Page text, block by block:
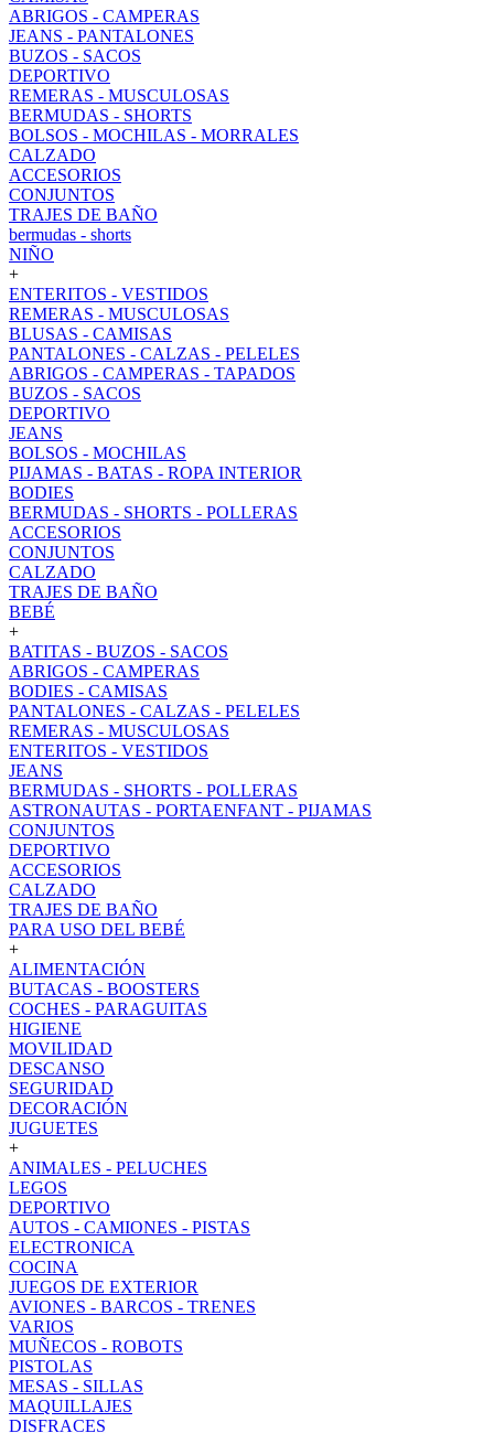
ABRIGOS - CAMPERAS
JEANS - PANTALONES
BUZOS - SACOS
DEPORTIVO
REMERAS - MUSCULOSAS
BERMUDAS - SHORTS
BOLSOS - MOCHILAS - MORRALES
CALZADO
ACCESORIOS
CONJUNTOS
TRAJES DE BAÑO
bermudas - shorts
NIÑO
+
ENTERITOS - VESTIDOS
REMERAS - MUSCULOSAS
BLUSAS - CAMISAS
PANTALONES - CALZAS - PELELES
ABRIGOS - CAMPERAS - TAPADOS
BUZOS - SACOS
DEPORTIVO
JEANS
BOLSOS - MOCHILAS
PIJAMAS - BATAS - ROPA INTERIOR
BODIES
BERMUDAS - SHORTS - POLLERAS
ACCESORIOS
CONJUNTOS
CALZADO
TRAJES DE BAÑO
BEBÉ
+
BATITAS - BUZOS - SACOS
ABRIGOS - CAMPERAS
BODIES - CAMISAS
PANTALONES - CALZAS - PELELES
REMERAS - MUSCULOSAS
ENTERITOS - VESTIDOS
JEANS
BERMUDAS - SHORTS - POLLERAS
ASTRONAUTAS - PORTAENFANT - PIJAMAS
CONJUNTOS
DEPORTIVO
ACCESORIOS
CALZADO
TRAJES DE BAÑO
PARA USO DEL BEBÉ
+
ALIMENTACIÓN
BUTACAS - BOOSTERS
COCHES - PARAGUITAS
HIGIENE
MOVILIDAD
DESCANSO
SEGURIDAD
DECORACIÓN
JUGUETES
+
ANIMALES - PELUCHES
LEGOS
DEPORTIVO
AUTOS - CAMIONES - PISTAS
ELECTRONICA
COCINA
JUEGOS DE EXTERIOR
AVIONES - BARCOS - TRENES
VARIOS
MUÑECOS - ROBOTS
PISTOLAS
MESAS - SILLAS
MAQUILLAJES
DISFRACES